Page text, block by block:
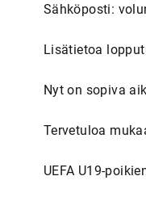
Sähköposti:
Lisätietoa
Nyt on sopiva
Tervetuloa
UEFA U19-